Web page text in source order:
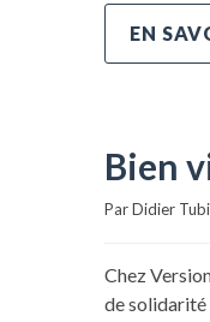
EN
Bien
Par Didier
Chez
de solidarité